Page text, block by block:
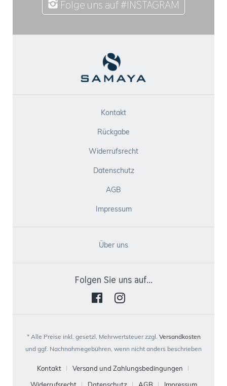
Folge uns auf #INSTAGRAM
Kontakt
Rückgabe
Widerrufsrecht
Datenschutz
AGB
Impressum
Über uns
Folgen Sie uns auf...
* Alle Preise inkl. gesetzl. Mehrwertsteuer zzgl. Versandkosten
und ggf. Nachnahmegebühren, wenn nicht anders beschrieben
Kontakt
Versand und Zahlungsbedingungen